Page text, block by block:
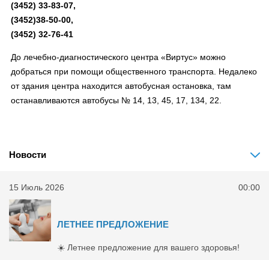
(3452) 33-83-07,
(3452)38-50-00,
(3452) 32-76-41
До лечебно-диагностического центра «Виртус» можно
добраться при помощи общественного транспорта. Недалеко
от здания центра находится автобусная остановка, там
останавливаются автобусы № 14, 13, 45, 17, 134, 22.
Новости
15 Июль 2026 00:00
ЛЕТНЕЕ ПРЕДЛОЖЕНИЕ
☀️ Летнее предложение для вашего здоровья!